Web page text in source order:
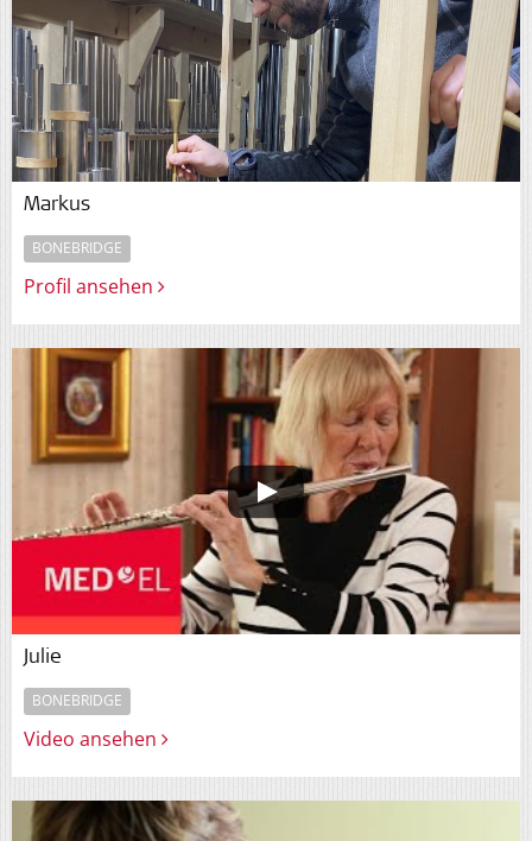
Markus
BONEBRIDGE
Profil ansehen
Julie
BONEBRIDGE
Video ansehen